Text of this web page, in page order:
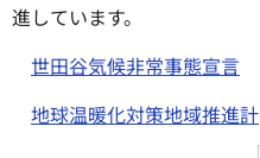
進しています。
世田谷気候非常事態宣言
地球温暖化対策地域推進計